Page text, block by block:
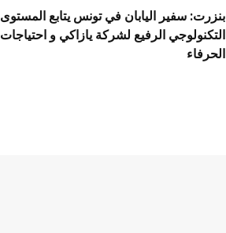
بنزرت: سفير اليابان في تونس يتابع المستوى
التكنولوجي الرفيع لشركة يازاكي و احتياجات
الحرفاء